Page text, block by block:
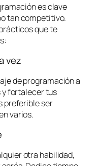
es clave
tan competitivo.
que te
vez
de programación a
y fortalecer tus
preferible ser
varios.
otra habilidad,